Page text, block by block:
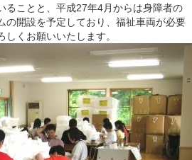
ることと、平成27年4月からは身障者の
の開設を予定しており、福祉車両が必要
くお願いいたします。